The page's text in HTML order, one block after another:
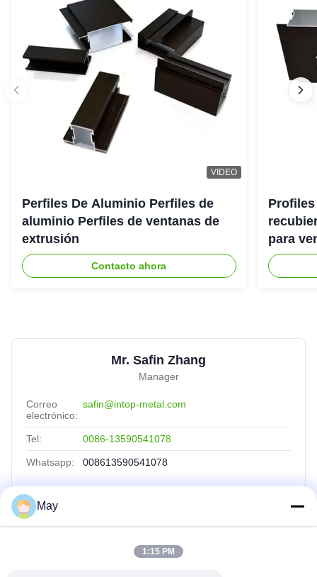
VIDEO
Perfiles De Aluminio Perfiles de
aluminio Perfiles de ventanas de
extrusión
Contacto ahora
para
Mr. Safin Zhang
Manager
Correo
electrónico:
safin@intop-metal.com
Tel: 0086-13590541078
Whatsapp: 008613590541078
Vínculos Rápidos
Inicio
May
1:15 PM